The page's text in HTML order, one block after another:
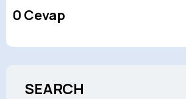
0 Cevap
SEARCH